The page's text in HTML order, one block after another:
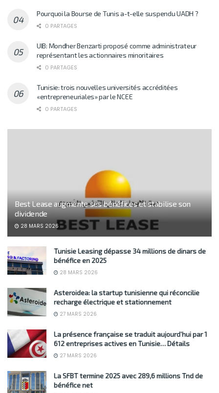
Pourquoi la Bourse de Tunis a-t-elle suspendu UADH ?
0 PARTAGES
UIB: Mondher Benzarti proposé comme administrateur
représentant les actionnaires minoritaires
0 PARTAGES
Tunisie: trois nouvelles universités accréditées
«entrepreneuriales» par le NCEE
0 PARTAGES
Best Lease augmente ses bénéfices et stabilise son
dividende
28 MARS 2026
Tunisie Leasing dépasse 34 millions de dinars de
bénéfice en 2025
28 MARS 2026
Asteroidea: la startup tunisienne qui réconcilie
recharge électrique et stationnement
27 MARS 2026
La présence française se traduit aujourd’hui par 1
612 entreprises actives en Tunisie… Détails
27 MARS 2026
La SFBT termine 2025 avec 289,6 millions Tnd de
bénéfice net